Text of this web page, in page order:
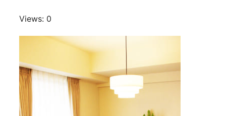
Views: 0